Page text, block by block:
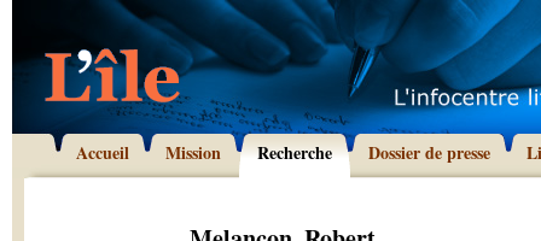
Accueil Mission Recherche Dossier de presse